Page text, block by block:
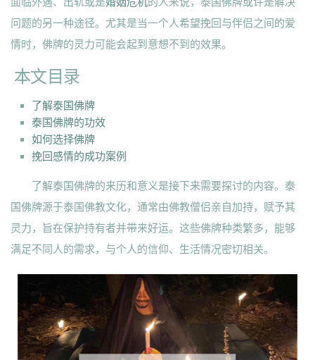
问题的另一种途径。尤其是当一个人希望挽回与伴侣之间的爱
情时，佛牌的灵力可能会起到意想不到的效果。
本文目录
了解泰国佛牌
泰国佛牌的功效
如何选择佛牌
挽回感情的成功案例
了解泰国佛牌的来历和意义是接下来需要探讨的内容。泰
国佛牌源于泰国佛教文化，通常由佛教僧侣亲自加持，赋予其
灵力，旨在保护持有者并带来好运。这些佛牌种类繁多，能够
满足不同人的需求，与个人的信仰、生活情况密切相关。